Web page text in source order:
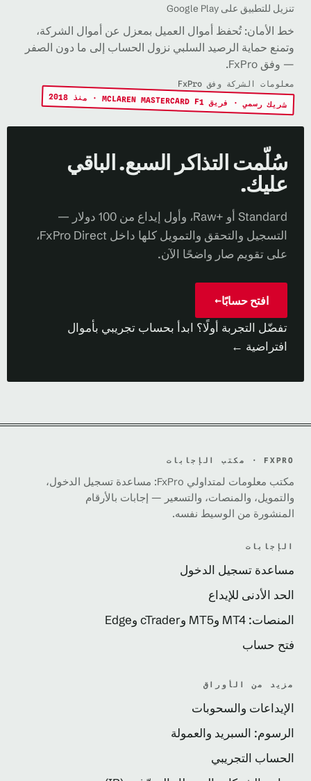
تنزيل للتطبيق على Google Play
خط الأمان: تُحفظ أموال العميل بمعزل عن أموال الشركة،
وتمنع حماية الرصيد السلبي نزول الحساب إلى ما دون الصفر
— وفق FxPro.
معلومات الشركة وفق FxPro
شريك رسمي · فريق
MCLAREN MASTERCARD F1
· منذ 2018
سُلّمت التذاكر السبع. الباقي
عليك.
Standard أو Raw+‎، وأول إيداع من 100 دولار —
التسجيل والتحقق والتمويل كلها داخل FxPro Direct،
على تقويم صار واضحًا الآن.
افتح حسابًا→
تفضّل التجربة أولًا؟ ابدأ بحساب تجريبي بأموال
افتراضية ←
FXPRO · مكتب الإجابات
مكتب معلومات لمتداولي FxPro: مساعدة تسجيل الدخول،
والتمويل، والمنصات، والتسعير — إجابات بالأرقام
المنشورة من الوسيط نفسه.
الإجابات
مساعدة تسجيل الدخول
الحد الأدنى للإيداع
المنصات: MT4 وMT5 وcTrader وEdge
فتح حساب
مزيد من الأوراق
الإيداعات والسحوبات
الرسوم: السبريد والعمولة
الحساب التجريبي